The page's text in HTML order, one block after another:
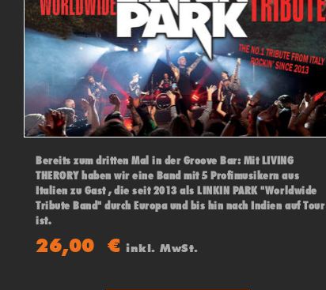
Bereits zum dritten Mal in der Groove Bar: Mit LIVING
THERORY haben wir eine Band mit 5 Profimusikern aus
Italien zu Gast , die seit 2013 als LINKIN PARK "Worldwide
Tribute Band" durch Europa und bis hin nach Indien auf Tour
ist.
LIVING THEORY bringen Linkin Park auf dem Punkt auf die
26,00€ inkl. MwSt.